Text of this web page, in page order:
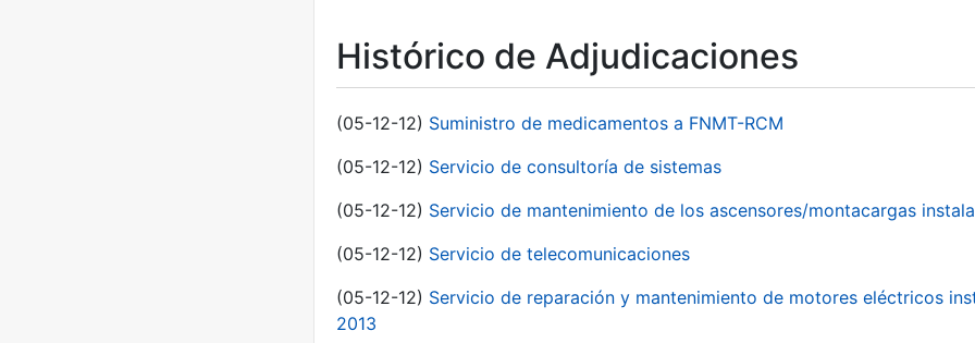
Histórico de Adjudicaciones
(05-12-12) Suministro de medicamentos a FNMT-RCM
(05-12-12) Servicio de consultoría de sistemas
(05-12-12) Servicio de mantenimiento de los ascensores/montacargas
(05-12-12) Servicio de telecomunicaciones
(05-12-12) Servicio de reparación y mantenimiento de motores eléctricos
2013